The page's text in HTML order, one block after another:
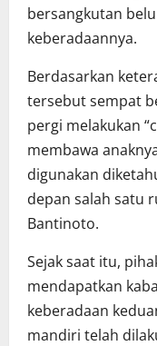
bersangkutan
keberadaannya.
Berdasarkan
tersebut sempat
pergi melakukan
membawa
digunakan
depan salah satu
Bantinoto.
Sejak saat itu,
mendapatkan
keberadaan
mandiri telah